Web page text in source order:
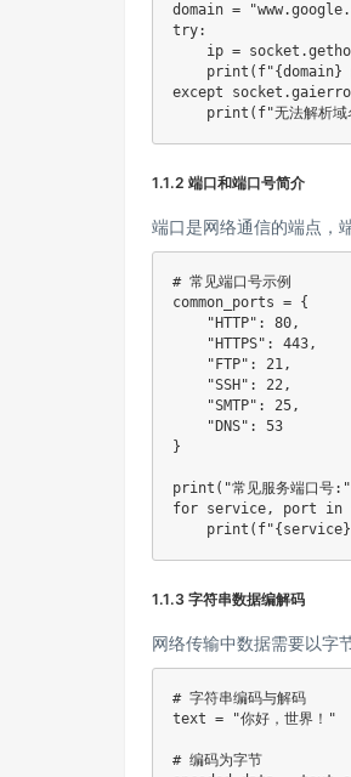
domain =
try:
    ip
= socket .
print ( f"{domain}
except socket .
print ( f"无法解析
1.1.2 端口和端口号简介
端口是网络通信的端点，
# 常见端口号示例
common_ports = {
"HTTP" : 80,
"HTTPS" : 443,
"FTP" : 21,
"SSH" : 22,
"SMTP" : 25,
"DNS" :
53
}
print ( "常见服务端口号:"
for service, port in
print ( f"{ service}
1.1.3 字符串数据编解码
网络传输中数据需要以字
# 字符串编码与解码
text = "你好，世界！"
# 编码为字节